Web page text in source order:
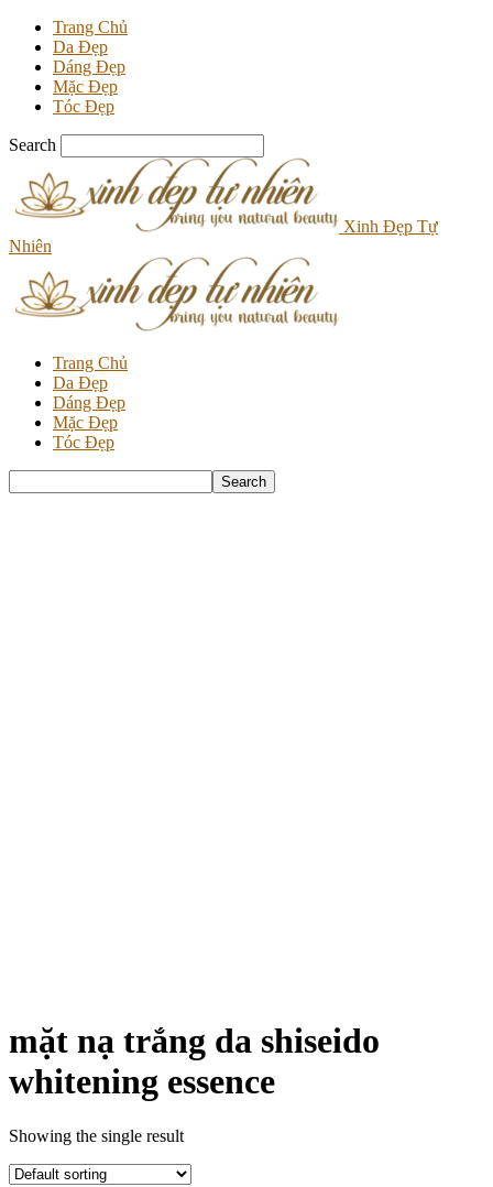
Trang Chủ
Da Đẹp
Dáng Đẹp
Mặc Đẹp
Tóc Đẹp
Search
Xinh Đẹp Tự
Nhiên
Trang Chủ
Da Đẹp
Dáng Đẹp
Mặc Đẹp
Tóc Đẹp
mặt nạ trắng da shiseido
whitening essence
Showing the single result